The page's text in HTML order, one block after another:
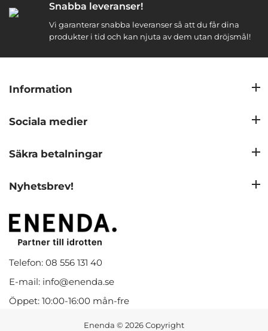
Snabba leveranser!
Vi garanterar snabba leveranser så att du får dina
produkter i tid och kan njuta av dem utan dröjsmål!
Telefon: 08 556 131 40
E-mail: info@enenda.se
Öppet: 10:00-16:00 mån-fre
Information
Sociala medier
Säkra betalningar
Nyhetsbrev!
Enenda © 2026 Copyright